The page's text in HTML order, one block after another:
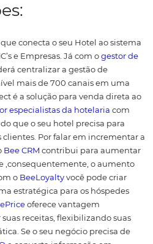
fortalece a relação entre
melhora os índices e
pelos hóspedes.
confira
podem
a gestão